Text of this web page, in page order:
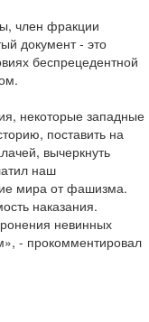
член фракции
документ - это
беспрецедентной
некоторые западные
поставить на
вычеркнуть
наш
мира от фашизма.
наказания.
невинных
- прокомментировал